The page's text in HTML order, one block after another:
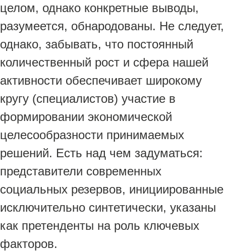
целом, однако конкретные выводы,
разумеется, обнародованы. Не следует,
однако, забывать, что постоянный
количественный рост и сфера нашей
активности обеспечивает широкому
кругу (специалистов) участие в
формировании экономической
целесообразности принимаемых
решений. Есть над чем задуматься:
представители современных
социальных резервов, инициированные
исключительно синтетически, указаны
как претенденты на роль ключевых
факторов.